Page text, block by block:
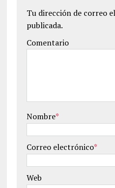
Tu dirección de correo
publicada.
Comentario
Nombre*
Correo electrónico*
Web